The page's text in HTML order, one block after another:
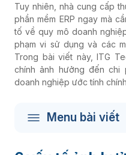
Tuy nhiên, nhà cung cấp
phần mềm ERP ngay mà
tố về quy mô doanh
phạm vi sử dụng và các
Trong bài viết này, ITG
chính ảnh hưởng đến chi
doanh nghiệp ước tính
Menu bài viết